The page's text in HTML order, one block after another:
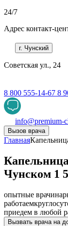
24/7
Адрес контакт-
г. Чунский
Советская ул., 24
8 800 555-14-67 8
info@premium-
Вызов врача
Главная
Чунском 1
опытные врачи
работаем
приедем в любой
Вызвать врача на